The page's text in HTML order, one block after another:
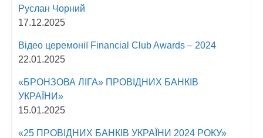
Руслан Чорний
17.12.2025
Відео церемонії Fіnancial Сlub Awards – 2024
22.01.2025
«БРОНЗОВА ЛІГА» ПРОВІДНИХ БАНКІВ
УКРАЇНИ»
15.01.2025
«25 ПРОВІДНИХ БАНКІВ УКРАЇНИ 2024 РОКУ»